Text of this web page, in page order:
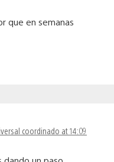
que en semanas
coordinado at 14:09